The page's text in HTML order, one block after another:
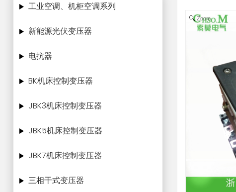
工业空调、机柜空调系列
新能源光伏变压器
电抗器
BK机床控制变压器
JBK3机床控制变压器
JBK5机床控制变压器
JBK7机床控制变压器
三相干式变压器
Zoom